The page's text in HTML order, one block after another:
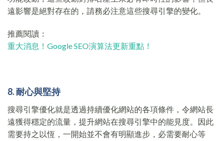
遠影響是絕對存在的，請務必注意這些搜尋引擎的變化。
推薦閱讀：
重大消息！Google SEO演算法更新重點！
8. 耐心與堅持
搜尋引擎優化就是透過持續優化網站的各項條件，令網站長
遠獲得穩定的流量，提升網站在搜尋引擎中的能見度。因此
需要持之以恆，一開始並不會有明顯進步，必需要耐心等